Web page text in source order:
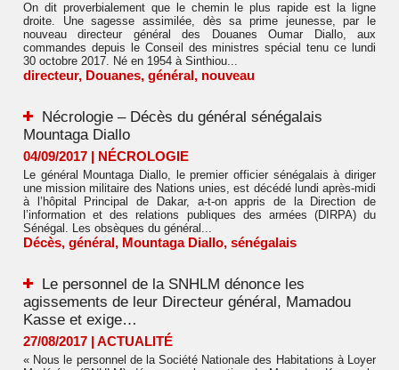
On dit proverbialement que le chemin le plus rapide est la ligne
droite. Une sagesse assimilée, dès sa prime jeunesse, par le
nouveau directeur général des Douanes Oumar Diallo, aux
commandes depuis le Conseil des ministres spécial tenu ce lundi
30 octobre 2017. Né en 1954 à Sinthiou...
directeur, Douanes, général, nouveau
Nécrologie – Décès du général sénégalais
Mountaga Diallo
04/09/2017 | NÉCROLOGIE
Le général Mountaga Diallo, le premier officier sénégalais à diriger
une mission militaire des Nations unies, est décédé lundi après-midi
à l’hôpital Principal de Dakar, a-t-on appris de la Direction de
l’information et des relations publiques des armées (DIRPA) du
Sénégal. Les obsèques du général...
Décès, général, Mountaga Diallo, sénégalais
Le personnel de la SNHLM dénonce les
agissements de leur Directeur général, Mamadou
Kasse et exige…
27/08/2017 | ACTUALITÉ
« Nous le personnel de la Société Nationale des Habitations à Loyer